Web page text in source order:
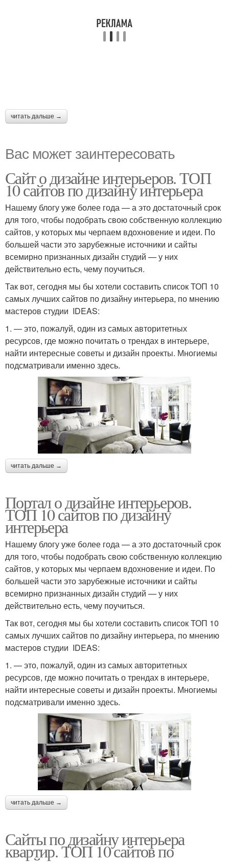
читать дальше →
Вас может заинтересовать
Сайт о дизайне интерьеров. ТОП
10 сайтов по дизайну интерьера
Нашему блогу уже более года — а это достаточный срок
для того, чтобы подобрать свою собственную коллекцию
сайтов, у которых мы черпаем вдохновение и идеи. По
большей части это зарубежные источники и сайты
всемирно признанных дизайн студий — у них
действительно есть, чему поучиться.
Так вот, сегодня мы бы хотели составить список ТОП 10
самых лучших сайтов по дизайну интерьера, по мнению
мастеров студии IDEAS:
1. — это, пожалуй, один из самых авторитетных
ресурсов, где можно почитать о трендах в интерьере,
найти интересные советы и дизайн проекты. Многиемы
подсматривали именно здесь.
читать дальше →
Портал о дизайне интерьеров.
ТОП 10 сайтов по дизайну
интерьера
Нашему блогу уже более года — а это достаточный срок
для того, чтобы подобрать свою собственную коллекцию
сайтов, у которых мы черпаем вдохновение и идеи. По
большей части это зарубежные источники и сайты
всемирно признанных дизайн студий — у них
действительно есть, чему поучиться.
Так вот, сегодня мы бы хотели составить список ТОП 10
самых лучших сайтов по дизайну интерьера, по мнению
мастеров студии IDEAS:
1. — это, пожалуй, один из самых авторитетных
ресурсов, где можно почитать о трендах в интерьере,
найти интересные советы и дизайн проекты. Многиемы
подсматривали именно здесь.
читать дальше →
Сайты по дизайну интерьера
квартир. ТОП 10 сайтов по